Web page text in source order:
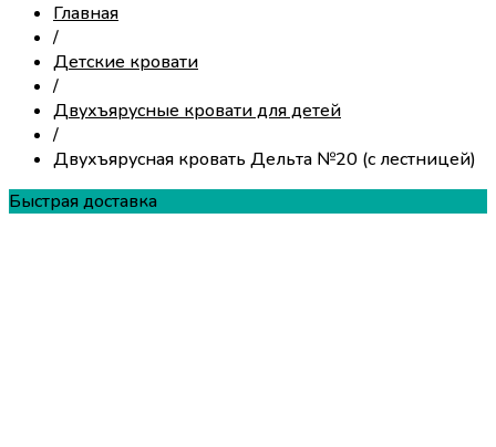
Главная
/
Детские кровати
/
Двухъярусные кровати для детей
/
Двухъярусная кровать Дельта №20 (с лестницей)
Быстрая доставка